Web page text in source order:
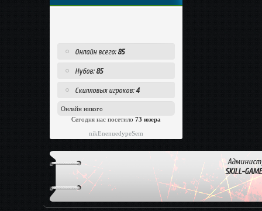
Онлайн всего:85
Нубов:85
Скилловых игроков:4
Онлайн никого
Сегодня нас посетило 73 юзера
nikEnenuedypeSem
SKILL-